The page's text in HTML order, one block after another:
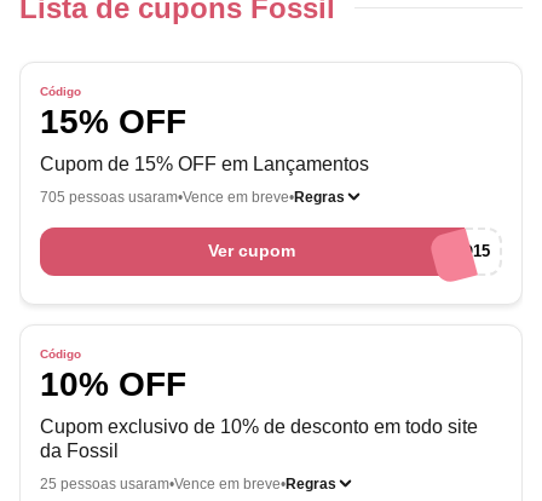
Lista de cupons Fossil
Código
15% OFF
Cupom de 15% OFF em Lançamentos
705 pessoas usaram Vence em breve Regras
Ver cupom BEMVINDO15
Código
10% OFF
Cupom exclusivo de 10% de desconto em todo site
da Fossil
25 pessoas usaram Vence em breve Regras